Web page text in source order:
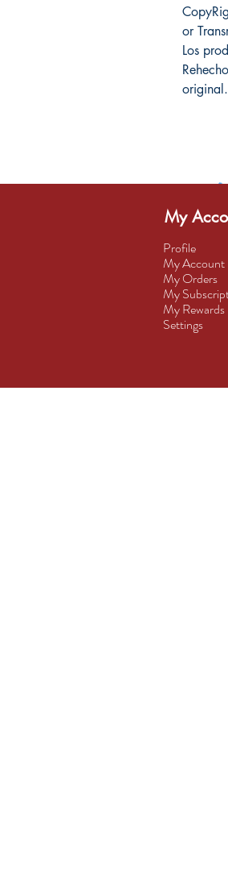
or
Los
original.
My
Profile
My Account
My Orders
My
My Rewards
Settings